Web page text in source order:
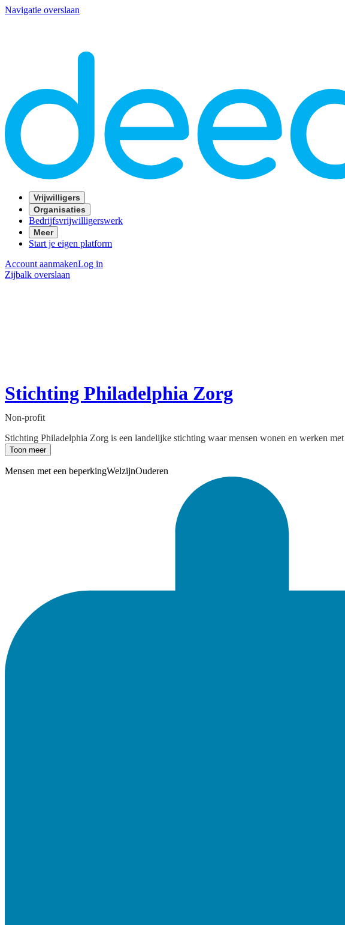
Navigatie overslaan
Vrijwilligers
Organisaties
Bedrijfsvrijwilligerswerk
Meer
Start je eigen platform
Account aanmakenLog in
Zijbalk overslaan
Stichting Philadelphia Zorg
Non-profit
Stichting Philadelphia Zorg is een landelijke stichting waar mensen wonen en werken
Toon meer
Mensen met een beperkingWelzijnOuderen